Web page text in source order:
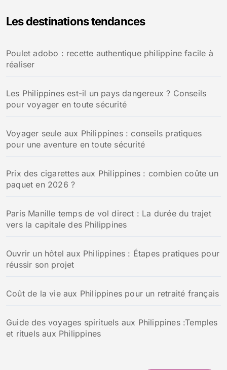
Les destinations tendances
Poulet adobo : recette authentique philippine facile à
réaliser
Les Philippines est-il un pays dangereux ? Conseils
pour voyager en toute sécurité
Voyager seule aux Philippines : conseils pratiques
pour une aventure en toute sécurité
Prix des cigarettes aux Philippines : combien coûte un
paquet en 2026 ?
Paris Manille temps de vol direct : La durée du trajet
vers la capitale des Philippines
Ouvrir un hôtel aux Philippines : Étapes pratiques pour
réussir son projet
Coût de la vie aux Philippines pour un retraité français
Guide des voyages spirituels aux Philippines :Temples
et rituels aux Philippines